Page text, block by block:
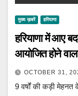
मुख्य ख़बरें हरियाणा
हरियाणा में आए
आयोजित होने
OCTOBER 31,
9 वर्षों की कड़ी मेहनत